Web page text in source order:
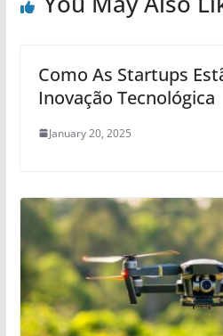
Como As Startups
Inovação Tecnológica
January 20, 2025